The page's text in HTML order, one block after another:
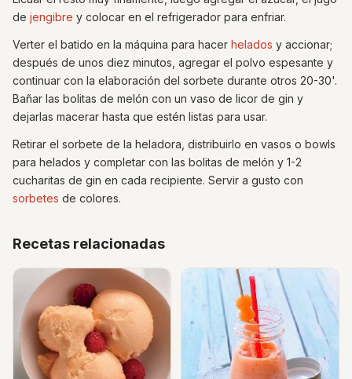
de jengibre y colocar en el refrigerador para enfriar.
Verter el batido en la máquina para hacer helados y accionar;
después de unos diez minutos, agregar el polvo espesante y
continuar con la elaboración del sorbete durante otros 20-30'.
Bañar las bolitas de melón con un vaso de licor de gin y
dejarlas macerar hasta que estén listas para usar.
Retirar el sorbete de la heladora, distribuirlo en vasos o bowls
para helados y completar con las bolitas de melón y 1-2
cucharitas de gin en cada recipiente. Servir a gusto con
sorbetes de colores.
Recetas relacionadas